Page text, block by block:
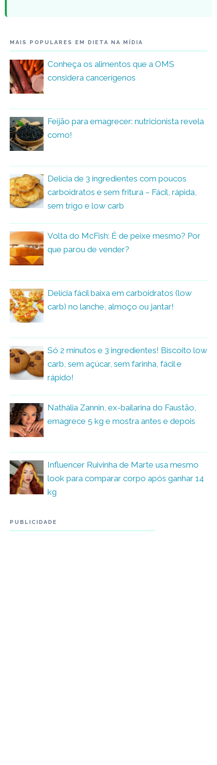
MAIS POPULARES EM DIETA NA MÍDIA
Conheça os alimentos que a OMS
considera cancerígenos
Feijão para emagrecer: nutricionista revela
como!
Delícia de 3 ingredientes com poucos
carboidratos e sem fritura – Fácil, rápida,
sem trigo e low carb
Volta do McFish: É de peixe mesmo? Por
que parou de vender?
Delícia fácil baixa em carboidratos (low
carb) no lanche, almoço ou jantar!
Só 2 minutos e 3 ingredientes! Biscoito low
carb, sem açúcar, sem farinha, fácil e
rápido!
Nathália Zannin, ex-bailarina do Faustão,
emagrece 5 kg e mostra antes e depois
Influencer Ruivinha de Marte usa mesmo
look para comparar corpo após ganhar 14
kg
PUBLICIDADE